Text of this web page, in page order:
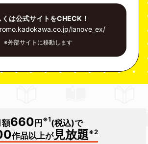
くは公式サイトをCHECK！
lanove_ex/
※外部サイトに移動します
額660円※1(税込)で
作品以上が見放題※2